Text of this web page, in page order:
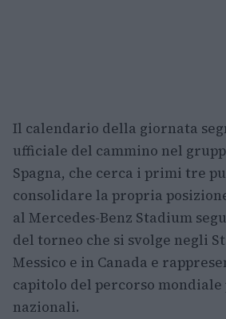
Il calendario della giornata
ufficiale del cammino nel
Spagna, che cerca i primi tre
consolidare la propria
al Mercedes-Benz Stadium
del torneo che si svolge negli
Messico e in Canada e
capitolo del percorso
nazionali.